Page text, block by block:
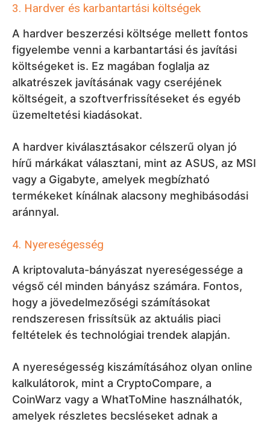
3. Hardver és karbantartási költségek
A hardver beszerzési költsége mellett fontos
figyelembe venni a karbantartási és javítási
költségeket is. Ez magában foglalja az
alkatrészek javításának vagy cseréjének
költségeit, a szoftverfrissítéseket és egyéb
üzemeltetési kiadásokat.
A hardver kiválasztásakor célszerű olyan jó
hírű márkákat választani, mint az ASUS, az MSI
vagy a Gigabyte, amelyek megbízható
termékeket kínálnak alacsony meghibásodási
aránnyal.
4. Nyereségesség
A kriptovaluta-bányászat nyereségessége a
végső cél minden bányász számára. Fontos,
hogy a jövedelmezőségi számításokat
rendszeresen frissítsük az aktuális piaci
feltételek és technológiai trendek alapján.
A nyereségesség kiszámításához olyan online
kalkulátorok, mint a CryptoCompare, a
CoinWarz vagy a WhatToMine használhatók,
amelyek részletes becsléseket adnak a